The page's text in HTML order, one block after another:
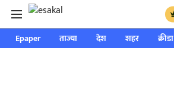
Epaper ताज्या देश शहर क्रीडा